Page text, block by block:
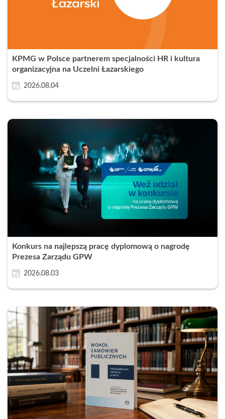
KPMG w Polsce partnerem specjalności HR i kultura
organizacyjna na Uczelni Łazarskiego
2026.08.04
Konkurs na najlepszą pracę dyplomową o nagrodę
Prezesa Zarządu GPW
2026.08.03